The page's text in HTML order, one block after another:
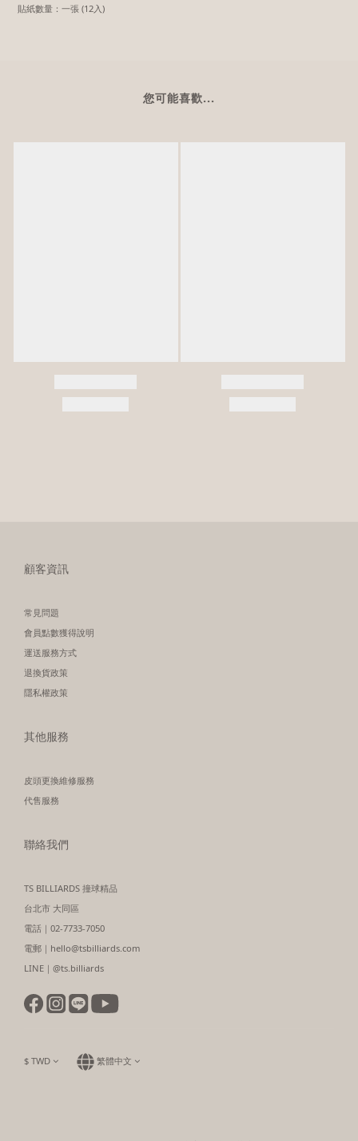
貼紙數量：一張 (12入)
您可能喜歡...
顧客資訊
常見問題
會員點數獲得說明
運送服務方式
退換貨政策
隱私權政策
其他服務
皮頭更換維修服務
代售服務
聯絡我們
TS BILLIARDS 撞球精品
台北市 大同區
電話｜02-7733-7050
電郵｜hello@tsbilliards.com
LINE｜@ts.billiards
$ TWD 繁體中文